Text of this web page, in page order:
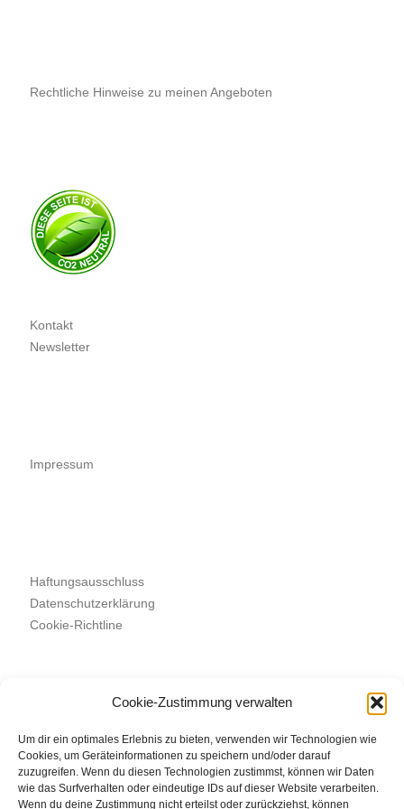
Cookie-Zustimmung verwalten
Um dir ein optimales Erlebnis zu bieten, verwenden wir Technologien wie
Cookies, um Geräteinformationen zu speichern und/oder darauf
zuzugreifen. Wenn du diesen Technologien zustimmst, können wir Daten
wie das Surfverhalten oder eindeutige IDs auf dieser Website verarbeiten.
Wenn du deine Zustimmung nicht erteilst oder zurückziehst, können
Rechtliche Hinweise zu meinen Angeboten
Kontakt
Newsletter
Impressum
Haftungsausschluss
Datenschutzerklärung
Cookie-Richtline
SUCHEN